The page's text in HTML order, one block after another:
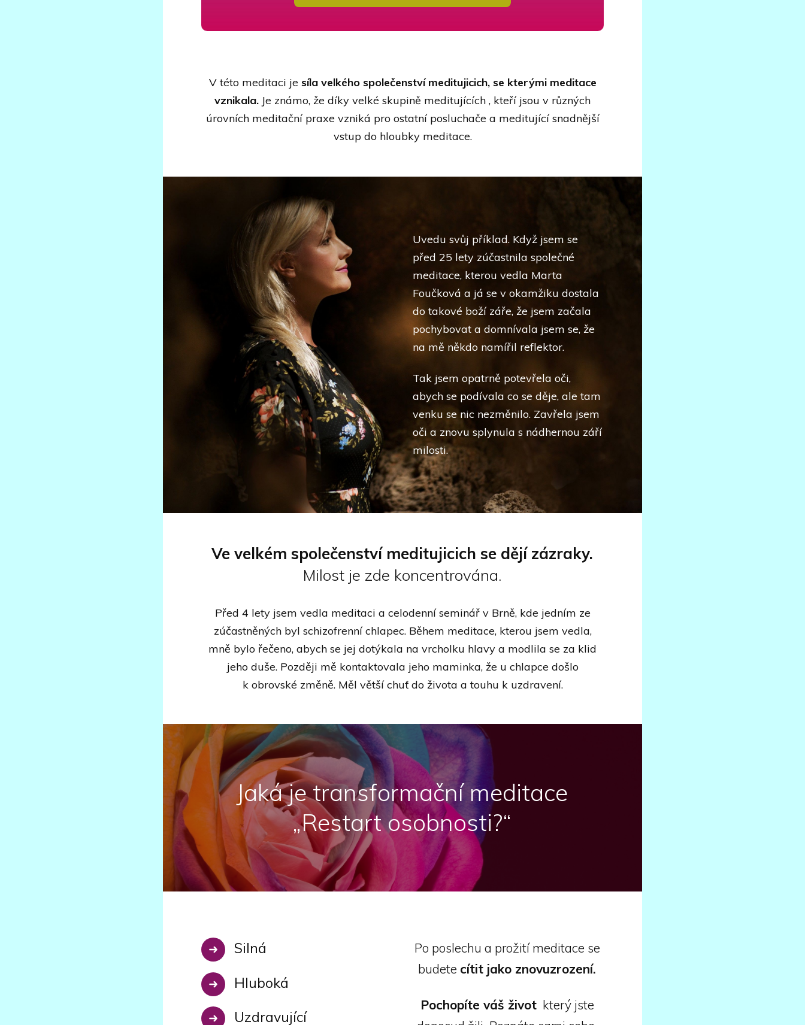
V této meditaci je síla velkého společenství meditujicich, se kterými meditace
vznikala. Je známo, že díky velké skupině meditujících , kteří jsou v různých
úrovních meditační praxe vzniká pro ostatní posluchače a meditující snadnější
vstup do hloubky meditace.
Uvedu svůj příklad. Když jsem se
před 25 lety zúčastnila společné
meditace, kterou vedla Marta
Foučková a já se v okamžiku dostala
do takové boží záře, že jsem začala
pochybovat a domnívala jsem se, že
na mě někdo namířil reflektor.
Tak jsem opatrně potevřela oči,
abych se podívala co se děje, ale tam
venku se nic nezměnilo. Zavřela jsem
oči a znovu splynula s nádhernou září
milosti.
Ve velkém společenství meditujicich se dějí zázraky.
Milost je zde koncentrována.
Před 4 lety jsem vedla meditaci a celodenní seminář v Brně, kde jedním ze
zúčastněných byl schizofrenní chlapec. Během meditace, kterou jsem vedla,
mně bylo řečeno, abych se jej dotýkala na vrcholku hlavy a modlila se za klid
jeho duše. Později mě kontaktovala jeho maminka, že u chlapce došlo
k obrovské změně. Měl větší chuť do života a touhu k uzdravení.
Jaká je transformační meditace
„Restart osobnosti?“
Silná
Hluboká
Uzdravující
Po poslechu a prožití meditace se
budete cítit jako znovuzrození.
Pochopíte váš životkterý jste